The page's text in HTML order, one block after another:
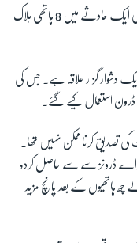
ایک حادثے میں 8 ہاتھی ہلاک
ایک دشوار گزار علاقہ ہے۔ جس کی
استعمال کیے گئے۔
کی تصدیق کرنا ممکن نہیں تھا۔
والے ڈرونز سے سے حاصل کردہ
چھ ہاتھیوں کے بعد پانچ مزید